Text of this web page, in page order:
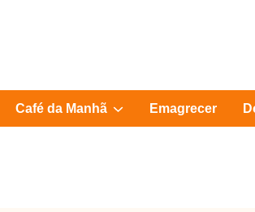
Café da Manhã ShowEmagrecer